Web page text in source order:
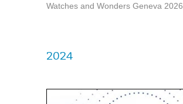
Watches and Wonders Geneva 2026.
2024